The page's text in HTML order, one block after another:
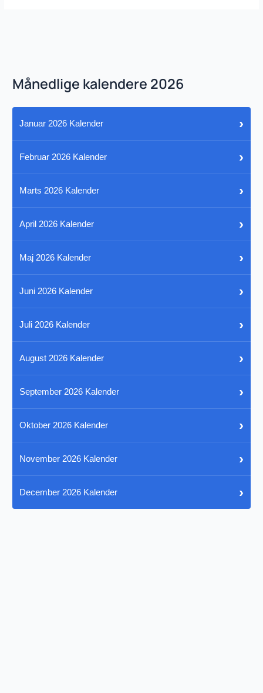
Månedlige kalendere 2026
Januar 2026 Kalender ›
Februar 2026 Kalender ›
Marts 2026 Kalender ›
April 2026 Kalender ›
Maj 2026 Kalender ›
Juni 2026 Kalender ›
Juli 2026 Kalender ›
August 2026 Kalender ›
September 2026 Kalender ›
Oktober 2026 Kalender ›
November 2026 Kalender ›
December 2026 Kalender ›